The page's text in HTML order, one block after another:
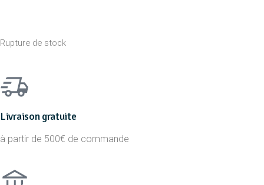
Rupture de stock
Livraison gratuite
à partir de 500€ de commande